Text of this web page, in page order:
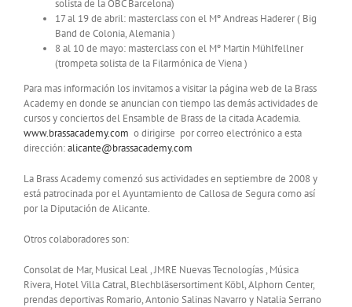
solista de la OBC Barcelona)
17 al 19 de abril: masterclass con el Mº Andreas Haderer ( Big
Band de Colonia, Alemania )
8 al 10 de mayo: masterclass con el Mº Martin Mühlfellner
(trompeta solista de la Filarmónica de Viena )
Para mas información los invitamos a visitar la página web de la Brass
Academy en donde se anuncian con tiempo las demás actividades de
cursos y conciertos del Ensamble de Brass de la citada Academia.
www.brassacademy.com o dirigirse por correo electrónico a esta
dirección:alicante@brassacademy.com
La Brass Academy comenzó sus actividades en septiembre de 2008 y
está patrocinada por el Ayuntamiento de Callosa de Segura como así
por la Diputación de Alicante.
Otros colaboradores son:
Consolat de Mar, Musical Leal , JMRE Nuevas Tecnologías , Música
Rivera, Hotel Villa Catral, Blechbläsersortiment Köbl, Alphorn Center,
prendas deportivas Romario, Antonio Salinas Navarro y Natalia Serrano